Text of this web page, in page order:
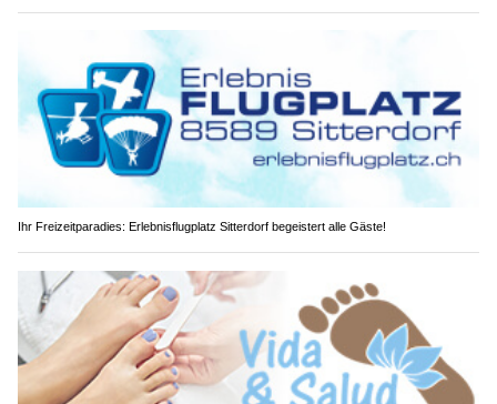
Ihr Freizeitparadies: Erlebnisflugplatz Sitterdorf begeistert alle Gäste!